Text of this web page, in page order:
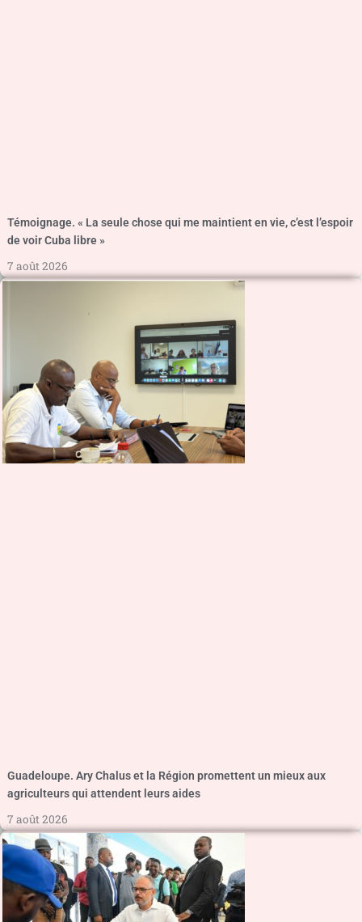
Témoignage. « La seule chose qui me maintient en vie, c’est l’espoir
de voir Cuba libre »
7 août 2026
Guadeloupe. Ary Chalus et la Région promettent un mieux aux
agriculteurs qui attendent leurs aides
7 août 2026